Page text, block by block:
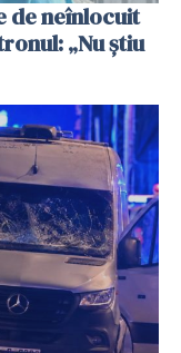
de neînlocuit
„Nu știu